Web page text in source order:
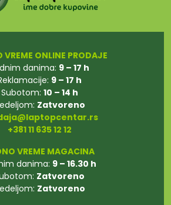
VREME ONLINE PRODAJE
danima: 9 – 17 h
9 – 17 h
Subotom: 10 – 14 h
Zatvoreno
+381 11 635 12 12
VREME MAGACINA
danima: 9 – 16.30 h
Zatvoreno
Zatvoreno